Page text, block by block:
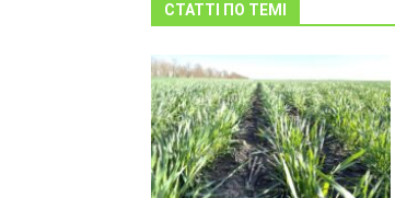
СТАТТІ ПО ТЕМІ